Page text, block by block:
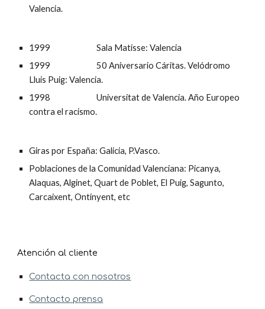
Valencia.
1999                          Sala Matisse: Valencia
1999                          50 Aniversario Cáritas. Velódromo
Lluis Puig: Valencia.
1998                          Universitat de Valencia. Año Europeo
contra el racismo.
Giras por España: Galicia, P.Vasco.
Poblaciones de la Comunidad Valenciana: Picanya,
Alaquas, Alginet, Quart de Poblet, El Puig, Sagunto,
Carcaixent, Ontinyent, etc
Atención al cliente
Contacta con nosotros
Contactoprensa